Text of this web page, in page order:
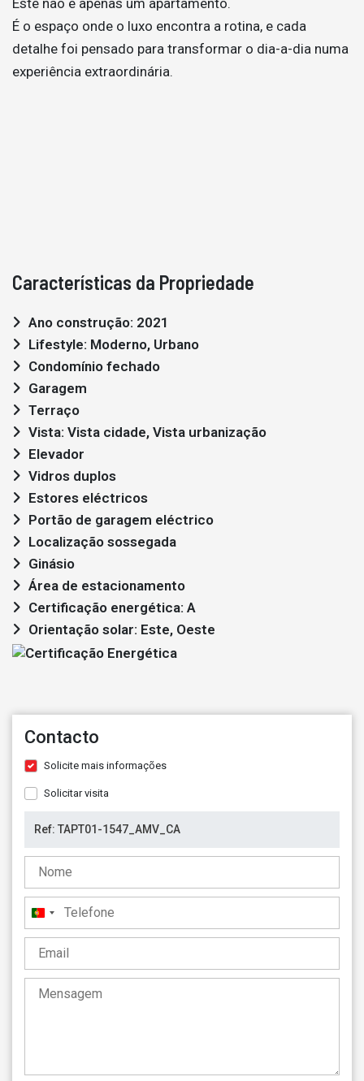
Este não é apenas um apartamento.
É o espaço onde o luxo encontra a rotina, e cada
detalhe foi pensado para transformar o dia-a-dia numa
experiência extraordinária.
Características da Propriedade
Ano construção: 2021
Lifestyle: Moderno, Urbano
Condomínio fechado
Garagem
Terraço
Vista: Vista cidade, Vista urbanização
Elevador
Vidros duplos
Estores eléctricos
Portão de garagem eléctrico
Localização sossegada
Ginásio
Área de estacionamento
Certificação energética: A
Orientação solar: Este, Oeste
Contacto
Solicite mais informações
Solicitar visita
Portugal
+351